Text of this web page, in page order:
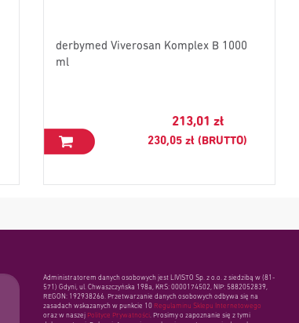
derbymed Viverosan Komplex B 1000
ml
213,01 zł
230,05 zł (BRUTTO)
Administratorem danych osobowych jest LIVISTO Sp. z o.o. z siedzibą w (81-
571) Gdyni, ul. Chwaszczyńska 198a, KRS: 0000174502, NIP: 5882052839,
REGON: 192938266. Przetwarzanie danych osobowych odbywa się na
zasadach wskazanych w punkcie 10 Regulaminu Sklepu Internetowego
oraz w naszej Polityce Prywatności. Prosimy o zapoznanie się z tymi